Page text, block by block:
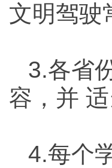
文明驾驶
3.各省
容，并
4.每个